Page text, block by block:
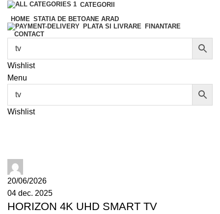
CATEGORII
HOME STATIA DE BETOANE ARAD
PLATA SI LIVRARE FINANTARE
CONTACT
Wishlist
Menu
Wishlist
20/06/2026
04 dec. 2025
HORIZON 4K UHD SMART TV